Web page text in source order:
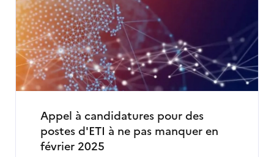
Appel à candidatures pour des
postes d'ETI à ne pas manquer en
février 2025